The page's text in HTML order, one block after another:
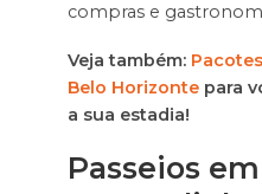
compras e
Veja também:
Belo Horizontepara
a sua estadia!
Passeios em